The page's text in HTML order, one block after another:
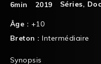
6min 2019 Séries,
Âge : +10
Breton :Intermédiaire
Synopsis